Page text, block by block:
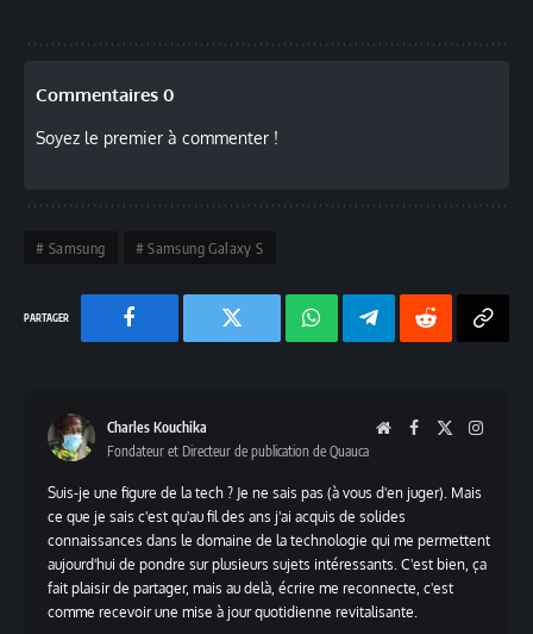
Commentaires 0
Soyez le premier à commenter !
Samsung Samsung Galaxy S
Facebook Twitter
Chaine
TelegramReddit
Charles Kouchika WebsiteFacebook
Fondateur et Directeur de publication de Quauca
Suis-je une figure de la tech ? Je ne sais pas (à vous d'en juger). Mais
ce que je sais c'est qu'au fil des ans j'ai acquis de solides
connaissances dans le domaine de la technologie qui me permettent
aujourd'hui de pondre sur plusieurs sujets intéressants. C'est bien, ça
fait plaisir de partager, mais au delà, écrire me reconnecte, c'est
comme recevoir une mise à jour quotidienne revitalisante.